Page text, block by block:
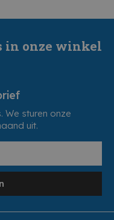
in onze winkel
We sturen onze
uit.